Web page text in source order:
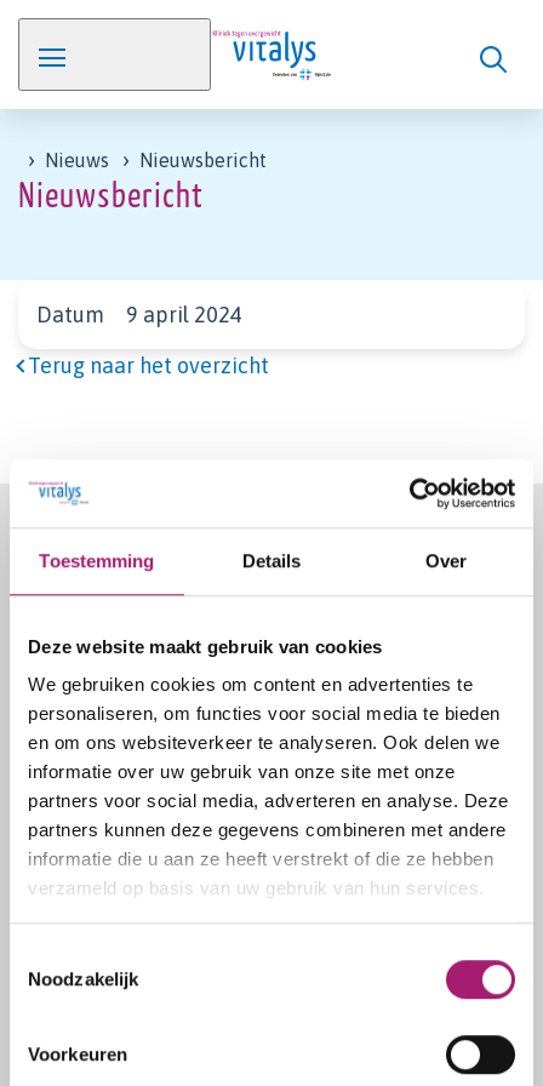
Toestemming Details Over
Deze website maakt gebruik van cookies
We gebruiken cookies om content en advertenties te
personaliseren, om functies voor social media te bieden
en om ons websiteverkeer te analyseren. Ook delen we
informatie over uw gebruik van onze site met onze
partners voor social media, adverteren en analyse. Deze
partners kunnen deze gegevens combineren met andere
informatie die u aan ze heeft verstrekt of die ze hebben
verzameld op basis van uw gebruik van hun services.
Noodzakelijk
Voorkeuren
Nieuwsbericht
Nieuws Nieuwsbericht
Datum
9 april 2024
Terug naar het overzicht
Footer
Snel naar
Soorten behandelingen
Maagverkleiningen
Afvallen met medicijnen
Afvallen met maagballon
Overige
Expertisepoli Bariatrie
Over ons
Kennisbank